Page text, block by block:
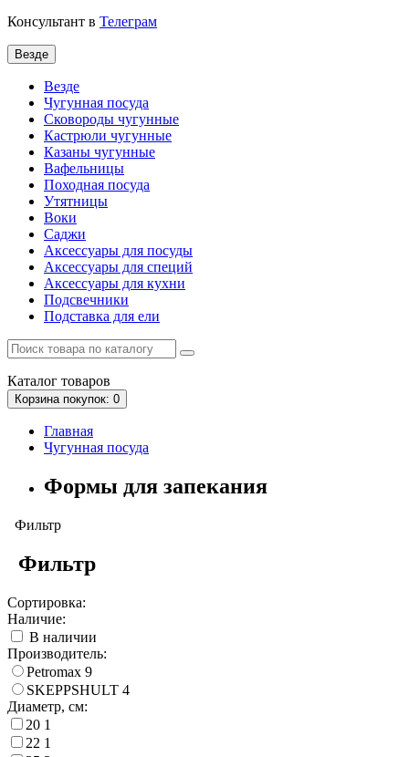
Консультант в Телеграм
Везде
Везде
Чугунная посуда
Сковороды чугунные
Кастрюли чугунные
Казаны чугунные
Вафельницы
Походная посуда
Утятницы
Bоки
Саджи
Аксессуары для посуды
Аксессуары для специй
Аксессуары для кухни
Подсвечники
Подставка для ели
Каталог товаров
Корзинапокупок: 0
Главная
Чугунная посуда
Формы для запекания
Фильтр
Фильтр
Сортировка:
Наличие:
В наличии
Производитель:
Petromax 9
SKEPPSHULT 4
Диаметр, см:
20 1
22 1